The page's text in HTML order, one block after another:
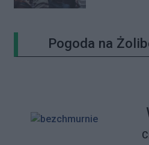
Pogoda na